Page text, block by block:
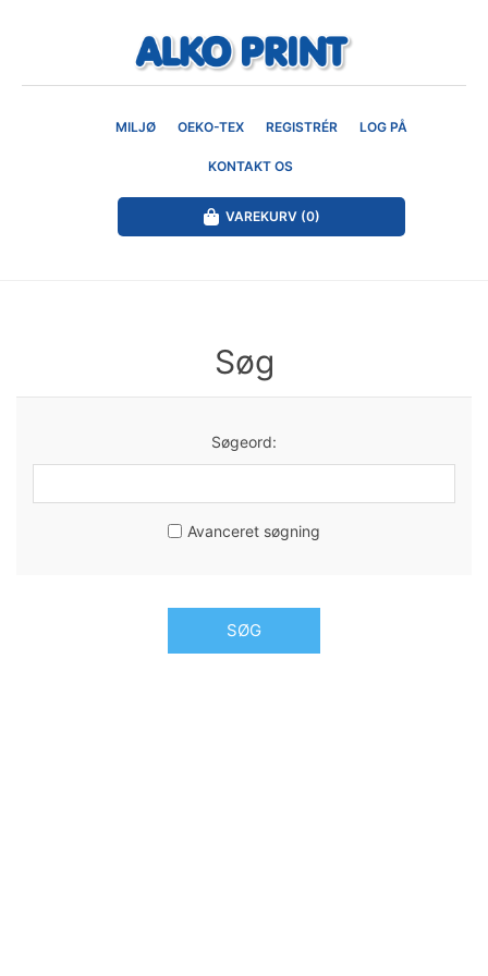
MILJØ OEKO-TEX REGISTRÉR LOG PÅ
KONTAKT OS
VAREKURV (0)
Søg
Søgeord:
Avanceret søgning
SØG